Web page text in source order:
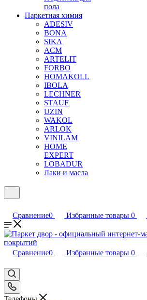
пола
Паркетная химия
ADESIV
BONA
SIKA
ACM
ARTELIT
FORBO
HOMAKOLL
IBOLA
LECHNER
STAUF
UZIN
WAKOL
ARLOK
VINILAM
HOME
EXPERT
LOBADUR
Лаки и масла
Сравнение0 Избранные товары 0
Сравнение0 Избранные товары 0